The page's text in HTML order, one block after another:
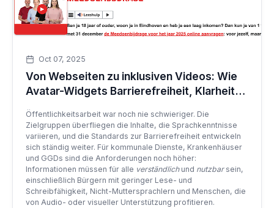
Oct 07, 2025
Von Webseiten zu inklusiven Videos: Wie
Avatar-Widgets Barrierefreiheit, Klarheit
bringen
Öffentlichkeitsarbeit war noch nie schwieriger. Die
Zielgruppen überfliegen die Inhalte, die Sprachkenntnisse
variieren, und die Standards zur Barrierefreiheit entwickeln
sich ständig weiter. Für kommunale Dienste, Krankenhäuser
und GGDs sind die Anforderungen noch höher:
Informationen müssen für alle verständlichund nutzbarsein,
einschließlich Bürgern mit geringer Lese- und
Schreibfähigkeit, Nicht-Muttersprachlern und Menschen, die
von Audio- oder visueller Unterstützung profitieren.